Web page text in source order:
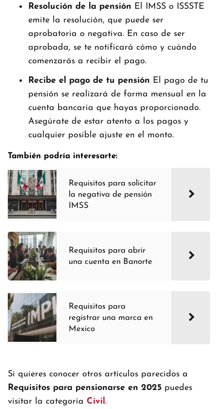
Resolución de la pensión El IMSS o ISSSTE
emite la resolución, que puede ser
aprobatoria o negativa. En caso de ser
aprobada, se te notificará cómo y cuándo
comenzarás a recibir el pago.
Recibe el pago de tu pensión El pago de tu
pensión se realizará de forma mensual en la
cuenta bancaria que hayas proporcionado.
Asegúrate de estar atento a los pagos y
cualquier posible ajuste en el monto.
También podría interesarte:
Requisitos para solicitar
la negativa de pensión
IMSS
Requisitos para abrir
una cuenta en Banorte
Requisitos para
registrar una marca en
Mexico
Si quieres conocer otros artículos parecidos a
Requisitos para pensionarse en 2025 puedes
visitar la categoría Civil.